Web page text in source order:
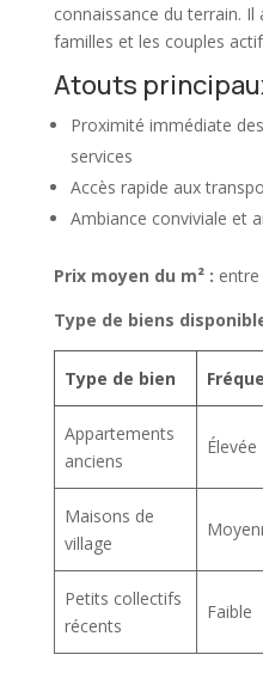
connaissance du terrain.
familles et les couples
Atouts
Proximité immédiate
services
Accès rapide aux
Ambiance conviviale et
Prix moyen du m² :
Type de biens
Type de bien
Appartements
anciens
Élevée
Maisons de
village
Petits collectifs
récents
Faible